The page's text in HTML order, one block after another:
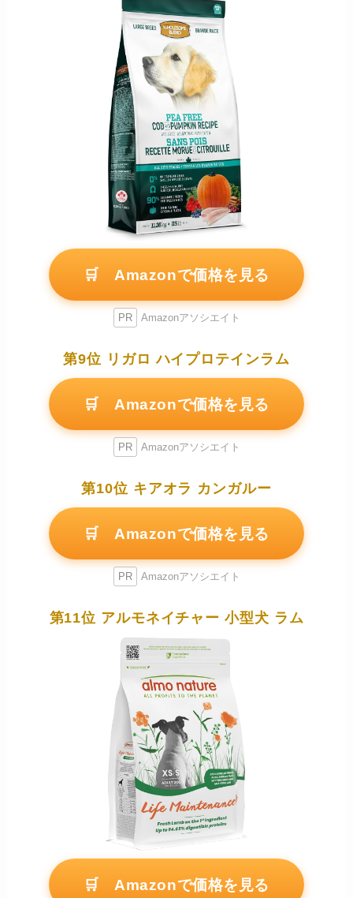
🛒 Amazonで価格を見る
PR Amazonアソシエイト
第9位 リガロ ハイプロテインラム
🛒 Amazonで価格を見る
PR Amazonアソシエイト
第10位 キアオラ カンガルー
🛒 Amazonで価格を見る
PR Amazonアソシエイト
第11位 アルモネイチャー 小型犬 ラム
🛒 Amazonで価格を見る